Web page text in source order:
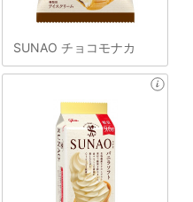
SUNAO チョコモナカ